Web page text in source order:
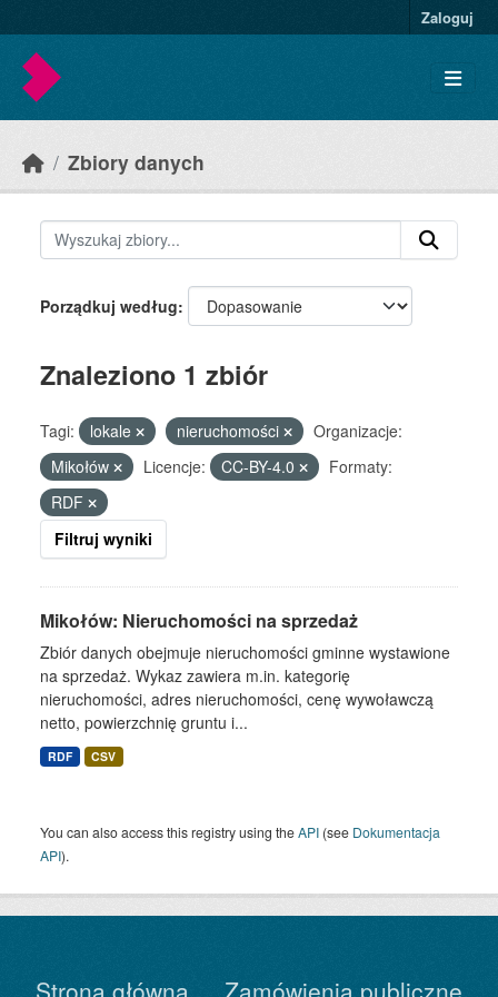
Zaloguj
Zbiory danych
Porządkuj według
Znaleziono 1 zbiór
Tagi: lokale nieruchomości
Organizacje:
Mikołów
Licencje: CC-BY-4.0
Formaty:
RDF
Filtruj wyniki
Mikołów: Nieruchomości na sprzedaż
Zbiór danych obejmuje nieruchomości gminne wystawione
na sprzedaż. Wykaz zawiera m.in. kategorię
nieruchomości, adres nieruchomości, cenę wywoławczą
netto, powierzchnię gruntu i...
RDF CSV
You can also access this registry using theAPI (see Dokumentacja
API).
Strona główna Zamówienia publiczne